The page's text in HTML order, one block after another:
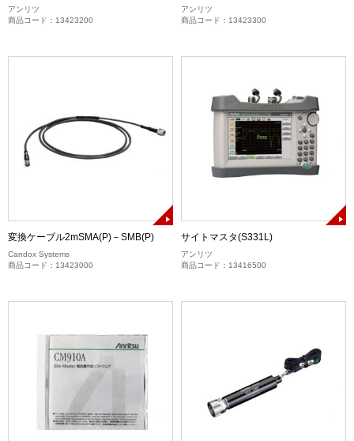
アンリツ
商品コード：13423200
アンリツ
商品コード：13423300
変換ケーブル2mSMA(P)－SMB(P)
Candox Systems
商品コード：13423000
サイトマスタ(S331L)
アンリツ
商品コード：13416500